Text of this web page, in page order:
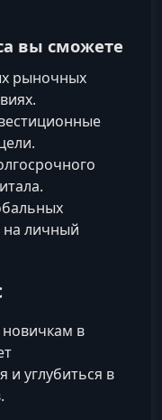
вы сможете
рыночных
на личный
новичкам в
и углубиться в